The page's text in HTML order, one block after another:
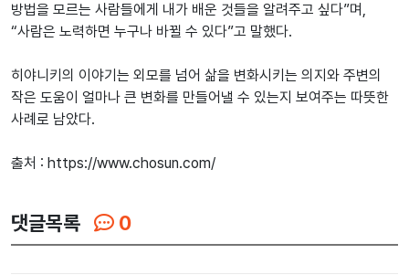
방법을 모르는 사람들에게 내가 배운 것들을 알려주고 싶다”며,
“사람은 노력하면 누구나 바뀔 수 있다”고 말했다.
히야니키의 이야기는 외모를 넘어 삶을 변화시키는 의지와 주변의
작은 도움이 얼마나 큰 변화를 만들어낼 수 있는지 보여주는 따뜻한
사례로 남았다.
출처 : https://www.chosun.com/
댓글목록 0